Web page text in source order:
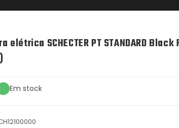
elétrica SCHECTER PT STANDARD
Em stock